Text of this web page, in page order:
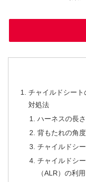
チャイルドシー
対処法
ハーネスの長
背もたれの角度
チャイルドシ
チャイルドシ
（ALR）の利用